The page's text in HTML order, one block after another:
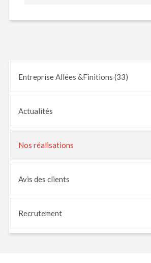
Entreprise Allées &Finitions (33)
Actualités
Nos réalisations
Avis des clients
Recrutement